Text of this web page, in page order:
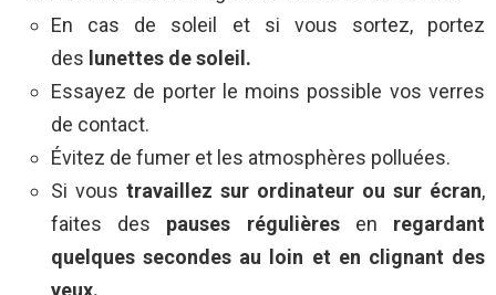
En cas de soleil et si vous sortez, portez
des lunettes de soleil.
Essayez de porter le moins possible vos verres
de contact.
Évitez de fumer et les atmosphères polluées.
Si vous travaillez sur ordinateur ou sur écran,
faites des pauses régulièresen regardant
quelques secondes au loin et en clignant des
yeux.